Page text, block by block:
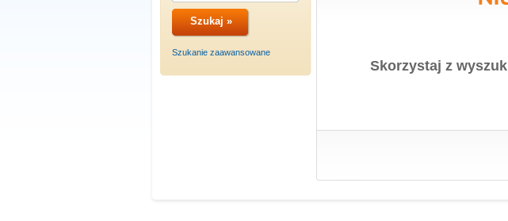
Szukanie zaawansowane
Skorzystaj z